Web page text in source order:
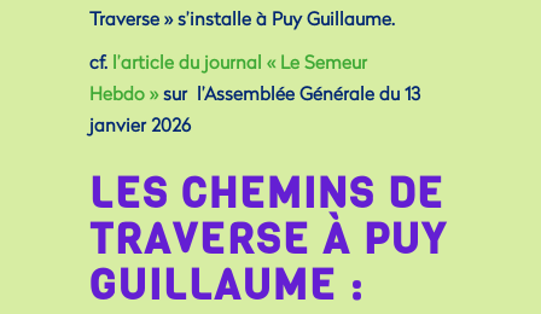
Traverse » s’installe à Puy Guillaume.
cf. l’article du journal « Le Semeur
Hebdo »sur l’Assemblée Générale du 13
janvier 2026
LES CHEMINS DE
TRAVERSE À PUY
GUILLAUME :